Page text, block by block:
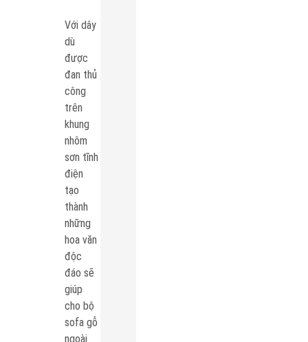
Với dây
dù
được
đan thủ
công
trên
khung
nhôm
sơn tĩnh
điện
tạo
thành
những
hoa văn
độc
đáo sẽ
giúp
cho bộ
sofa gỗ
ngoài